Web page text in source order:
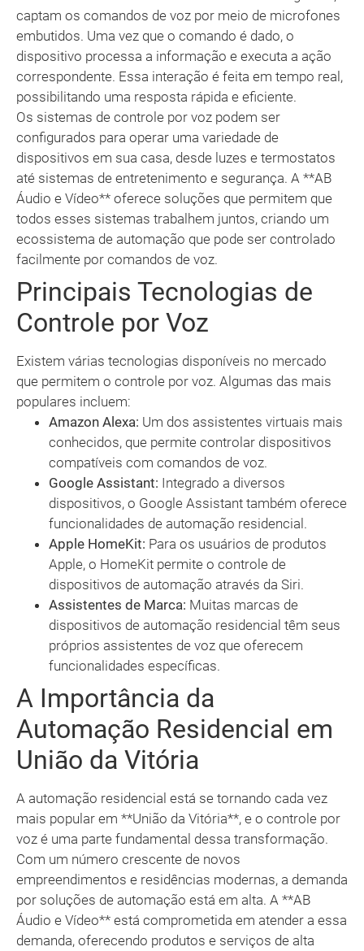
captam os comandos de voz por meio de microfones
embutidos. Uma vez que o comando é dado, o
dispositivo processa a informação e executa a ação
correspondente. Essa interação é feita em tempo real,
possibilitando uma resposta rápida e eficiente.
Os sistemas de controle por voz podem ser
configurados para operar uma variedade de
dispositivos em sua casa, desde luzes e termostatos
até sistemas de entretenimento e segurança. A **AB
Áudio e Vídeo** oferece soluções que permitem que
todos esses sistemas trabalhem juntos, criando um
ecossistema de automação que pode ser controlado
facilmente por comandos de voz.
Principais Tecnologias de
Controle por Voz
Existem várias tecnologias disponíveis no mercado
que permitem o controle por voz. Algumas das mais
populares incluem:
Amazon Alexa: Um dos assistentes virtuais mais
conhecidos, que permite controlar dispositivos
compatíveis com comandos de voz.
Google Assistant: Integrado a diversos
dispositivos, o Google Assistant também oferece
funcionalidades de automação residencial.
Apple HomeKit: Para os usuários de produtos
Apple, o HomeKit permite o controle de
dispositivos de automação através da Siri.
Assistentes de Marca: Muitas marcas de
dispositivos de automação residencial têm seus
próprios assistentes de voz que oferecem
funcionalidades específicas.
A Importância da
Automação Residencial em
União da Vitória
A automação residencial está se tornando cada vez
mais popular em **União da Vitória**, e o controle por
voz é uma parte fundamental dessa transformação.
Com um número crescente de novos
empreendimentos e residências modernas, a demanda
por soluções de automação está em alta. A **AB
Áudio e Vídeo** está comprometida em atender a essa
demanda, oferecendo produtos e serviços de alta